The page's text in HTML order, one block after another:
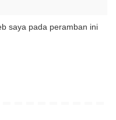
saya pada peramban ini